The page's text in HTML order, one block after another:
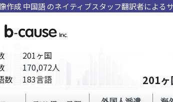
作成 中国語 のネイティブスタッフ翻訳者による